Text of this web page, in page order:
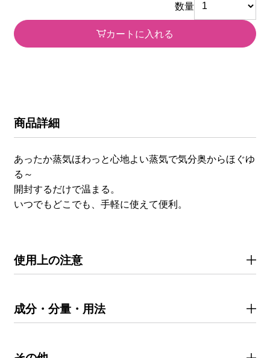
数量
カートに入れる
商品詳細
あったか蒸気ほわっと心地よい蒸気で気分奥からほぐゆ
る～
開封するだけで温まる。
使用上の注意
成分・分量・用法